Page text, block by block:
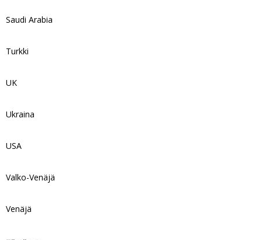
Saudi Arabia
Turkki
UK
Ukraina
USA
Valko-Venäjä
Venäjä